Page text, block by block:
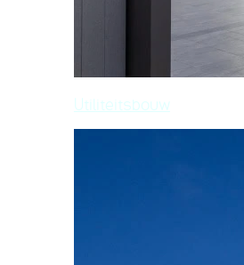
Utiliteitsbouw